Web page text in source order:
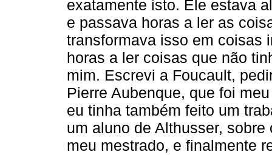
exatamente isto. Ele estava
e passava horas a ler as
transformava isso em coisas
horas a ler coisas que não
mim. Escrevi a Foucault,
Pierre Aubenque, que foi
eu tinha também feito um
um aluno de Althusser,
meu mestrado, e finalmente